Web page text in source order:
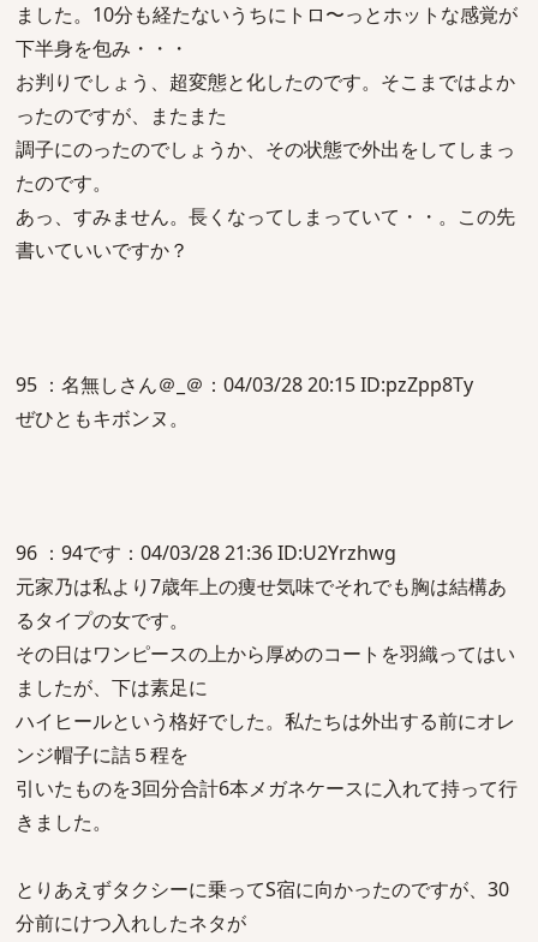
ました。10分も経たないうちにトロ〜っとホットな感覚が
下半身を包み・・・
お判りでしょう、超変態と化したのです。そこまではよか
ったのですが、またまた
調子にのったのでしょうか、その状態で外出をしてしまっ
たのです。
あっ、すみません。長くなってしまっていて・・。この先
書いていいですか？
95 ：名無しさん＠_＠：04/03/28 20:15 ID:pzZpp8Ty
ぜひともキボンヌ。
96 ：94です：04/03/28 21:36 ID:U2Yrzhwg
元家乃は私より7歳年上の痩せ気味でそれでも胸は結構あ
るタイプの女です。
その日はワンピースの上から厚めのコートを羽織ってはい
ましたが、下は素足に
ハイヒールという格好でした。私たちは外出する前にオレ
ンジ帽子に詰５程を
引いたものを3回分合計6本メガネケースに入れて持って行
きました。
とりあえずタクシーに乗ってS宿に向かったのですが、30
分前にけつ入れしたネタが